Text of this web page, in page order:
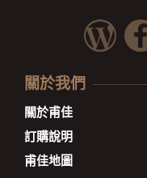
關於我們
關於甫佳
訂購說明
甫佳地圖